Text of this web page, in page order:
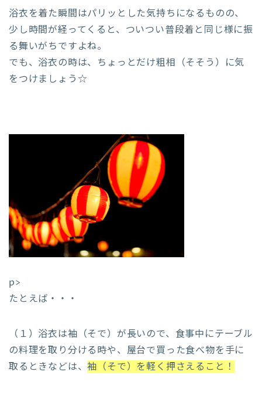
浴衣を着た瞬間はパリッとした気持ちになるものの、
少し時間が経ってくると、ついつい普段着と同じ様に振
る舞いがちですよね。
でも、浴衣の時は、ちょっとだけ粗相（そそう）に気
をつけましょう☆
p>
たとえば・・・
（１）浴衣は袖（そで）が長いので、食事中にテーブル
の料理を取り分ける時や、屋台で買った食べ物を手に
取るときなどは、袖（そで）を軽く押さえること！